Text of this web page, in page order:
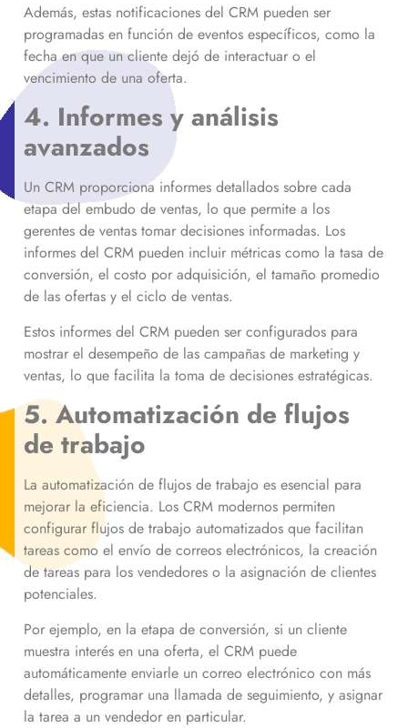
Además, estas notificaciones del CRM pueden ser
programadas en función de eventos específicos, como la
fecha en que un cliente dejó de interactuar o el
vencimiento de una oferta.
4. Informes y análisis
avanzados
Un CRM proporciona informes detallados sobre cada
etapa del embudo de ventas, lo que permite a los
gerentes de ventas tomar decisiones informadas. Los
informes del CRM pueden incluir métricas como la tasa de
conversión, el costo por adquisición, el tamaño promedio
de las ofertas y el ciclo de ventas.
Estos informes del CRM pueden ser configurados para
mostrar el desempeño de las campañas de marketing y
ventas, lo que facilita la toma de decisiones estratégicas.
5. Automatización de flujos
de trabajo
La automatización de flujos de trabajo es esencial para
mejorar la eficiencia. Los CRM modernos permiten
configurar flujos de trabajo automatizados que facilitan
tareas como el envío de correos electrónicos, la creación
de tareas para los vendedores o la asignación de clientes
potenciales.
Por ejemplo, en la etapa de conversión, si un cliente
muestra interés en una oferta, el CRM puede
automáticamente enviarle un correo electrónico con más
detalles, programar una llamada de seguimiento, y asignar
la tarea a un vendedor en particular.